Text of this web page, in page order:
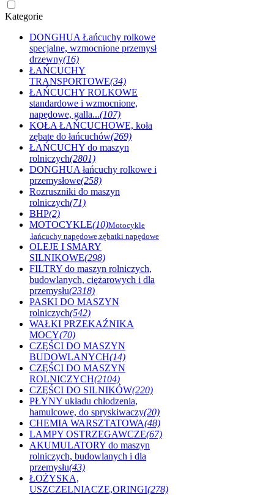
Kategorie
DONGHUA Łańcuchy rolkowe
specjalne, wzmocnione przemysł
drzewny(16)
ŁAŃCUCHY
TRANSPORTOWE(34)
ŁAŃCUCHY ROLKOWE
standardowe i wzmocnione,
napędowe, galla...(107)
KOŁA ŁAŃCUCHOWE, koła
zębate do łańcuchów(269)
ŁAŃCUCHY do maszyn
rolniczych(2801)
DONGHUA łańcuchy rolkowe i
przemysłowe(258)
Rozruszniki do maszyn
rolniczych(71)
BHP(2)
MOTOCYKLE(10)Motocykle
,łańcuchy napędowe,zębatki napędowe
OLEJE I SMARY
SILNIKOWE(298)
FILTRY do maszyn rolniczych,
budowlanych, ciężarowych i dla
przemysłu(2318)
PASKI DO MASZYN
rolniczych(542)
WAŁKI PRZEKAŹNIKA
MOCY(70)
CZĘŚCI DO MASZYN
BUDOWLANYCH(14)
CZĘŚCI DO MASZYN
ROLNICZYCH(2104)
CZĘŚCI DO SILNIKÓW(220)
PŁYNY układu chłodzenia,
hamulcowe, do spryskiwaczy(20)
CHEMIA WARSZTATOWA(48)
LAMPY OSTRZEGAWCZE(67)
AKUMULATORY do maszyn
rolniczych, budowlanych i dla
przemysłu(43)
ŁOŻYSKA,
USZCZELNIACZE,ORINGI(278)